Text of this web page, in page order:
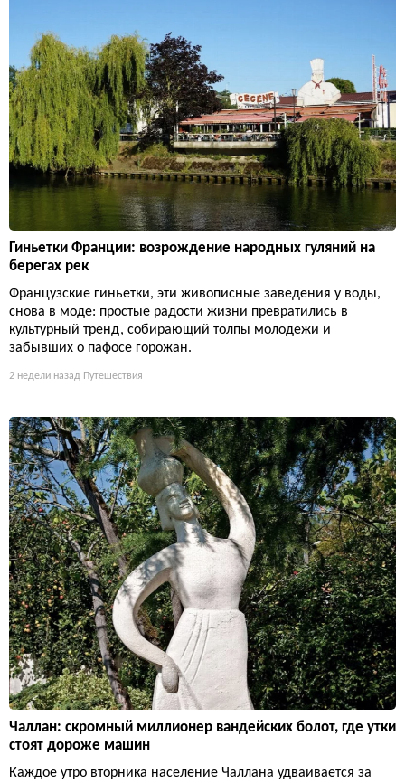
Гиньетки Франции: возрождение народных гуляний на
берегах рек
Французские гиньетки, эти живописные заведения у воды,
снова в моде: простые радости жизни превратились в
культурный тренд, собирающий толпы молодежи и
забывших о пафосе горожан.
2 недели назад Путешествия
Чаллан: скромный миллионер вандейских болот, где утки
стоят дороже машин
Каждое утро вторника население Чаллана удваивается за